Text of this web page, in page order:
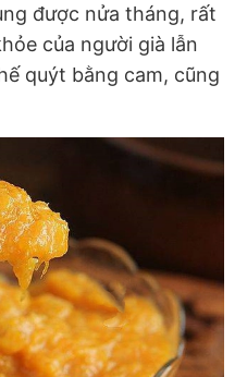
được nửa tháng, rất
của người già lẫn
quýt bằng cam, cũng